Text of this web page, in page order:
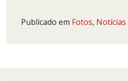
Publicado em Fotos, Notícias